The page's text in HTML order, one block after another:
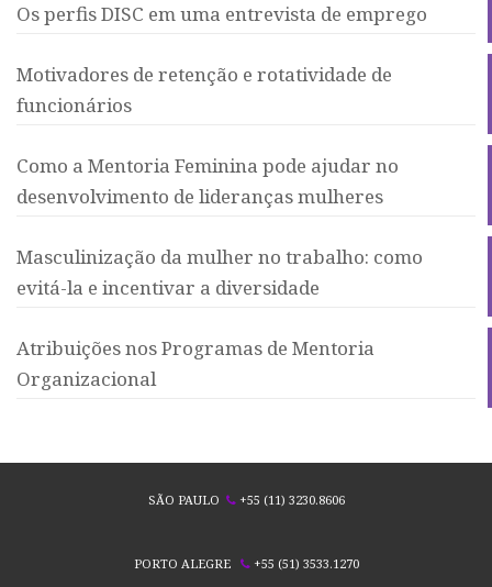
Os perfis DISC em uma entrevista de emprego
Motivadores de retenção e rotatividade de
funcionários
Como a Mentoria Feminina pode ajudar no
desenvolvimento de lideranças mulheres
Masculinização da mulher no trabalho: como
evitá-la e incentivar a diversidade
Atribuições nos Programas de Mentoria
Organizacional
SÃO PAULO +55 (11) 3230.8606
PORTO ALEGRE +55 (51) 3533.1270